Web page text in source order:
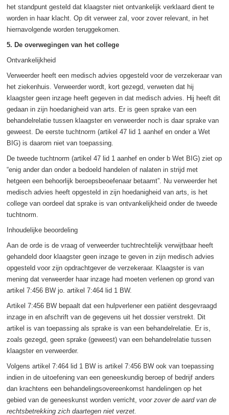
het standpunt gesteld dat klaagster niet ontvankelijk verklaard dient te
worden in haar klacht. Op dit verweer zal, voor zover relevant, in het
hiernavolgende worden teruggekomen.
5. De overwegingen van het college
Ontvankelijkheid
Verweerder heeft een medisch advies opgesteld voor de verzekeraar van
het ziekenhuis. Verweerder wordt, kort gezegd, verweten dat hij
klaagster geen inzage heeft gegeven in dat medisch advies. Hij heeft dit
gedaan in zijn hoedanigheid van arts. Er is geen sprake van een
behandelrelatie tussen klaagster en verweerder noch is daar sprake van
geweest. De eerste tuchtnorm (artikel 47 lid 1 aanhef en onder a Wet
BIG) is daarom niet van toepassing.
De tweede tuchtnorm (artikel 47 lid 1 aanhef en onder b Wet BIG) ziet op
“enig ander dan onder a bedoeld handelen of nalaten in strijd met
hetgeen een behoorlijk beroepsbeoefenaar betaamt”. Nu verweerder het
medisch advies heeft opgesteld in zijn hoedanigheid van arts, is het
college van oordeel dat sprake is van ontvankelijkheid onder de tweede
tuchtnorm.
Inhoudelijke beoordeling
Aan de orde is de vraag of verweerder tuchtrechtelijk verwijtbaar heeft
gehandeld door klaagster geen inzage te geven in zijn medisch advies
opgesteld voor zijn opdrachtgever de verzekeraar. Klaagster is van
mening dat verweerder haar inzage had moeten verlenen op grond van
artikel 7:456 BW jo. artikel 7:464 lid 1 BW.
Artikel 7:456 BW bepaalt dat een hulpverlener een patiënt desgevraagd
inzage in en afschrift van de gegevens uit het dossier verstrekt. Dit
artikel is van toepassing als sprake is van een behandelrelatie. Er is,
zoals gezegd, geen sprake (geweest) van een behandelrelatie tussen
klaagster en verweerder.
Volgens artikel 7:464 lid 1 BW is artikel 7:456 BW ook van toepassing
indien in de uitoefening van een geneeskundig beroep of bedrijf anders
dan krachtens een behandelingsovereenkomst handelingen op het
gebied van de geneeskunst worden verricht, voor zover de aard van de
rechtsbetrekking zich daartegen niet verzet.